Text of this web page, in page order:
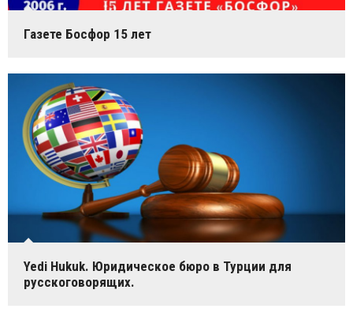
Газете Босфор 15 лет
Yedi Hukuk. Юридическое бюро в Турции для
русскоговорящих.